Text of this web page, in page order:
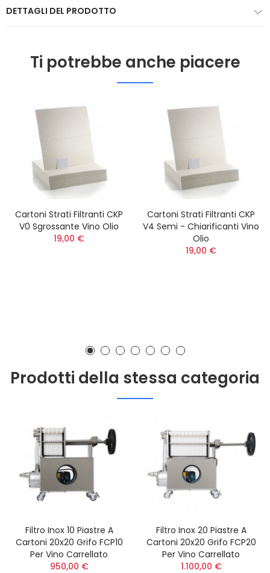
DETTAGLI DEL PRODOTTO
Ti potrebbe anche piacere
Cartoni Strati Filtranti CKP
V0 Sgrossante Vino Olio
19,00 €
Cartoni Strati Filtranti CKP
V4 Semi - Chiarificanti Vino
Olio
19,00 €
Prodotti della stessa categoria
Filtro Inox 10 Piastre A
Cartoni 20x20 Grifo FCP10
Per Vino Carrellato
950,00 €
Filtro Inox 20 Piastre A
Cartoni 20x20 Grifo FCP20
Per Vino Carrellato
1.100,00 €